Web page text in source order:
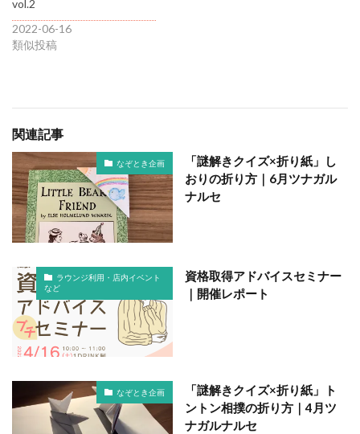
vol.2
2022-06-16
類似投稿
関連記事
なぞとき企画
「謎解きクイズ×折り紙」し
おりの折り方｜6月ツナガル
ナルセ
ラウンジ利用・店内イベント
など
資格取得アドバイスセミナー
｜開催レポート
なぞとき企画
「謎解きクイズ×折り紙」ト
ントン相撲の折り方｜4月ツ
ナガルナルセ